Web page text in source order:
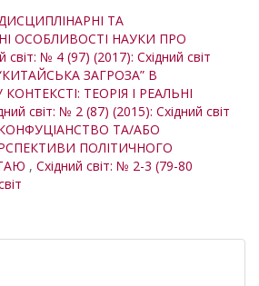
ТА
ОСОБЛИВОСТІ НАУКИ ПРО
світ: № 4 (97) (2017): Східний світ
ЗАГРОЗА” В
ТЕОРІЯ І РЕАЛЬНІ
світ: № 2 (87) (2015): Східний світ
ТА/АБО
ПОЛІТИЧНОГО
, Східний світ: № 2-3 (79-80